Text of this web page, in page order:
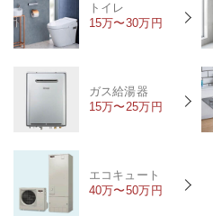
トイレ
15万〜30万円
ガス給湯器
15万〜25万円
エコキュート
40万〜50万円